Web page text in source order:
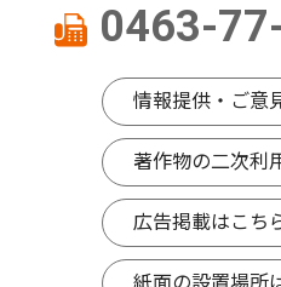
0463-
情報提供・ご意
著作物の二次利
広告掲載はこち